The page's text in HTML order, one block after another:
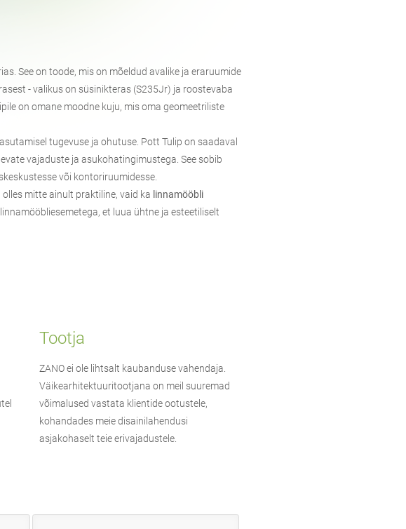
See on toode, mis on mõeldud avalike ja eraruumide
- valikus on süsinikteras (S235Jr) ja roostevaba
on omane moodne kuju, mis oma geomeetriliste
tugevuse ja ohutuse. Pott Tulip on saadaval
vajaduste ja asukohatingimustega. See sobib
või kontoriruumidesse.
mitte ainult praktiline, vaid ka linnamööbli
et luua ühtne ja esteetiliselt
Tootja
ZANOei ole lihtsalt kaubanduse vahendaja.
Väikearhitektuuritootjana on meil suuremad
võimalused vastata klientide ootustele,
kohandades meie disainilahendusi
asjakohaselt teie erivajadustele.